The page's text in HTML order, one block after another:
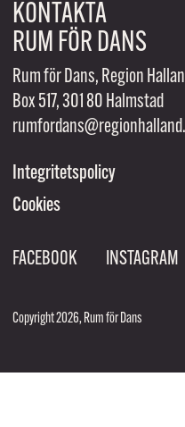
KONTAKTA
RUM FÖR DANS
Rum för Dans, Region
Box 517, 301 80 Halmstad
Integritetspolicy
Cookies
FACEBOOK INSTAGRAM
Copyright 2026, Rum för Dans